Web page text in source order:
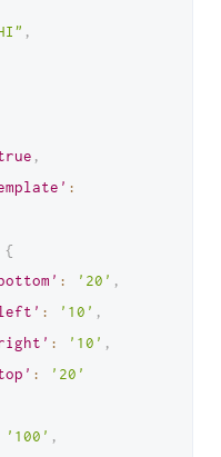
,
,
:
{
: '20' ,
: '10' ,
: '10' ,
:
'20'
'100' ,